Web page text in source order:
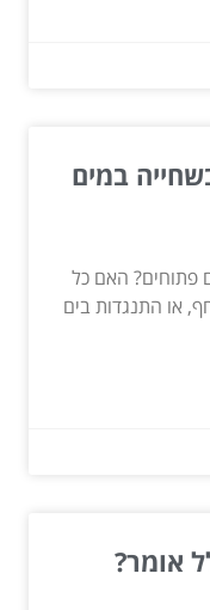
במים
פתוחים? האם כל
או התנגדות בים
אומר?